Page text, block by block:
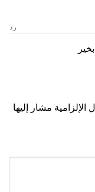
رد
الإلزامية مشار إليها